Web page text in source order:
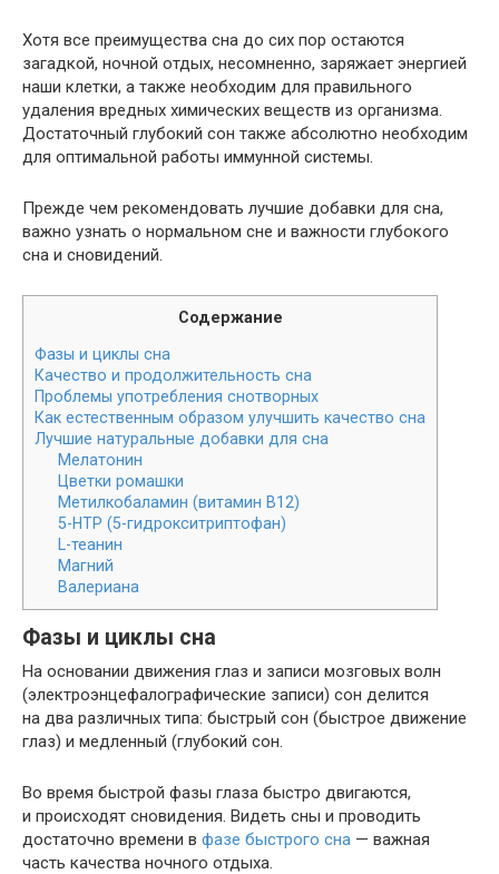
Хотя все преимущества сна до сих пор остаются
загадкой, ночной отдых, несомненно, заряжает энергией
наши клетки, а также необходим для правильного
удаления вредных химических веществ из организма.
Достаточный глубокий сон также абсолютно необходим
для оптимальной работы иммунной системы.
Прежде чем рекомендовать лучшие добавки для сна,
важно узнать о нормальном сне и важности глубокого
сна и сновидений.
Содержание
Фазы и циклы сна
Качество и продолжительность сна
Проблемы употребления снотворных
Как естественным образом улучшить качество сна
Лучшие натуральные добавки для сна
Мелатонин
Цветки ромашки
Метилкобаламин (витамин B12)
5-HTP (5-гидрокситриптофан)
L-теанин
Магний
Валериана
Фазы и циклы сна
На основании движения глаз и записи мозговых волн
(электроэнцефалографические записи) сон делится
на два различных типа: быстрый сон (быстрое движение
глаз) и медленный (глубокий сон.
Во время быстрой фазы глаза быстро двигаются,
и происходят сновидения. Видеть сны и проводить
достаточно времени в фазе быстрого сна — важная
часть качества ночного отдыха.